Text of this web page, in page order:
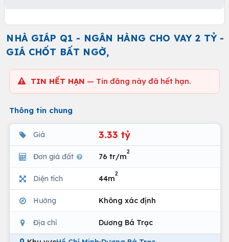
NHÀ GIÁP Q1 - NGÂN HÀNG CHO VAY 2 TỶ -
GIÁ CHỐT BẤT NGỜ,
TIN HẾT HẠN — Tin đăng này đã hết hạn.
Thông tin chung
Giá 3.33 tỷ
Đơn giá đất 76 tr/m
2
Diện tích 44m
2
Hướng Không xác định
Địa chỉ Dương Bá Trạc